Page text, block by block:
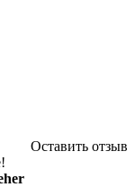
Оставить отзыв